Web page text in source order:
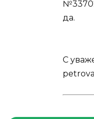
да.
С